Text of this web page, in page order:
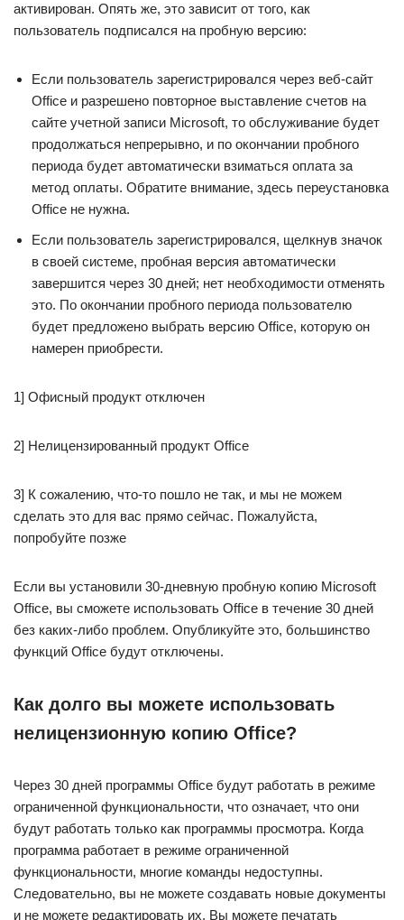
активирован. Опять же, это зависит от того, как
пользователь подписался на пробную версию:
Если пользователь зарегистрировался через веб-сайт
Office и разрешено повторное выставление счетов на
сайте учетной записи Microsoft, то обслуживание будет
продолжаться непрерывно, и по окончании пробного
периода будет автоматически взиматься оплата за
метод оплаты. Обратите внимание, здесь переустановка
Office не нужна.
Если пользователь зарегистрировался, щелкнув значок
в своей системе, пробная версия автоматически
завершится через 30 дней; нет необходимости отменять
это. По окончании пробного периода пользователю
будет предложено выбрать версию Office, которую он
намерен приобрести.
1] Офисный продукт отключен
2] Нелицензированный продукт Office
3] К сожалению, что-то пошло не так, и мы не можем
сделать это для вас прямо сейчас. Пожалуйста,
попробуйте позже
Если вы установили 30-дневную пробную копию Microsoft
Office, вы сможете использовать Office в течение 30 дней
без каких-либо проблем. Опубликуйте это, большинство
функций Office будут отключены.
Как долго вы можете использовать
нелицензионную копию Office?
Через 30 дней программы Office будут работать в режиме
ограниченной функциональности, что означает, что они
будут работать только как программы просмотра. Когда
программа работает в режиме ограниченной
функциональности, многие команды недоступны.
Следовательно, вы не можете создавать новые документы
и не можете редактировать их. Вы можете печатать